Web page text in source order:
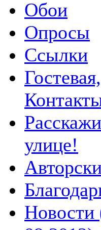
Обои
Опросы
Ссылки
Гостевая,
улице!
Новости